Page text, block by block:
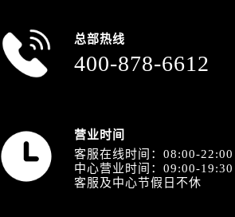
山西省长治市潞州区英雄中路售后服务中
山西省太原市迎泽区迎泽街道解放路15
安徽省蚌埠市蚌山区淮河路售后服务中心
安徽省亳州市谯城区魏武大道售后服务中
安徽省池州市贵池区长江路售后服务中心
总部热线
400-878-6612
营业时间
客服在线时间：08:00-22:00
中心营业时间：09:00-19:30
客服及中心节假日不休